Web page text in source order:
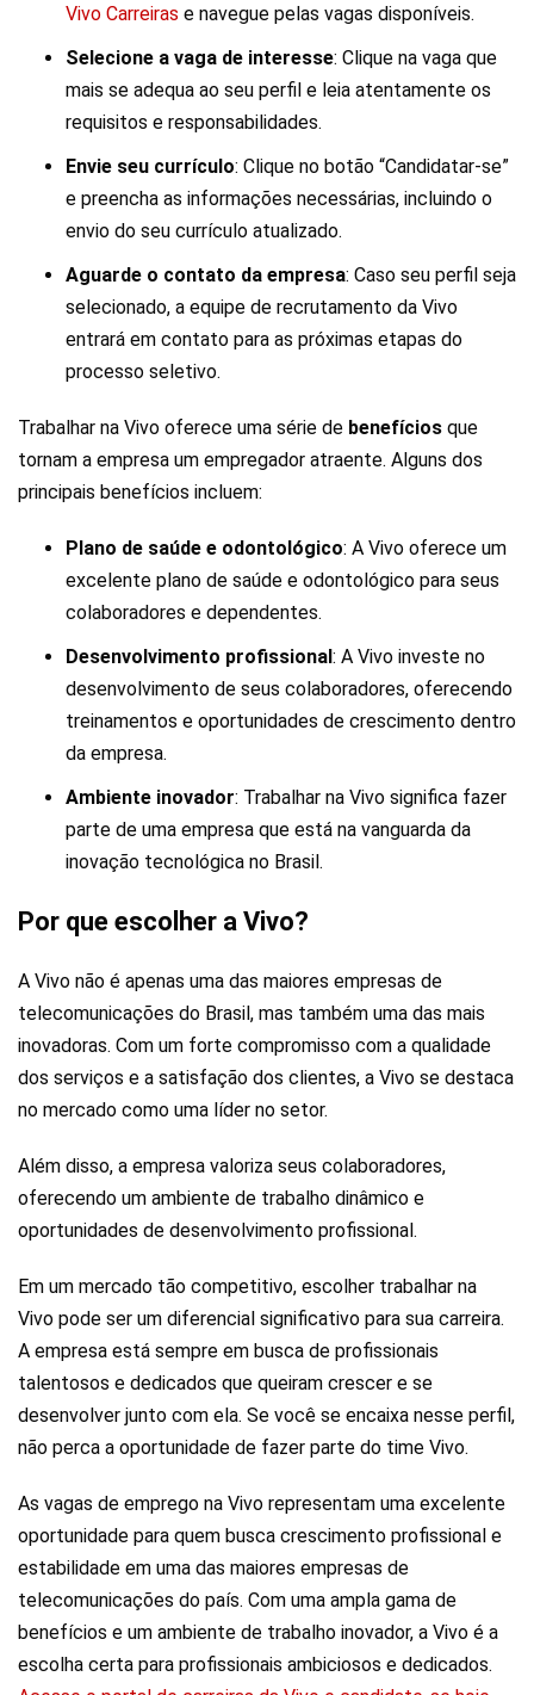
Vivo Carreiras e navegue pelas vagas disponíveis.
Selecione a vaga de interesse: Clique na vaga que
mais se adequa ao seu perfil e leia atentamente os
requisitos e responsabilidades.
Envie seu currículo: Clique no botão “Candidatar-se”
e preencha as informações necessárias, incluindo o
envio do seu currículo atualizado.
Aguarde o contato da empresa: Caso seu perfil seja
selecionado, a equipe de recrutamento da Vivo
entrará em contato para as próximas etapas do
processo seletivo.
Trabalhar na Vivo oferece uma série de benefícios que
tornam a empresa um empregador atraente. Alguns dos
principais benefícios incluem:
Plano de saúde e odontológico: A Vivo oferece um
excelente plano de saúde e odontológico para seus
colaboradores e dependentes.
Desenvolvimento profissional : A Vivo investe no
desenvolvimento de seus colaboradores, oferecendo
treinamentos e oportunidades de crescimento dentro
da empresa.
Ambiente inovador: Trabalhar na Vivo significa fazer
parte de uma empresa que está na vanguarda da
inovação tecnológica no Brasil.
Por que escolher a Vivo?
A Vivo não é apenas uma das maiores empresas de
telecomunicações do Brasil, mas também uma das mais
inovadoras. Com um forte compromisso com a qualidade
dos serviços e a satisfação dos clientes, a Vivo se destaca
no mercado como uma líder no setor.
Além disso, a empresa valoriza seus colaboradores,
oferecendo um ambiente de trabalho dinâmico e
oportunidades de desenvolvimento profissional.
Em um mercado tão competitivo, escolher trabalhar na
Vivo pode ser um diferencial significativo para sua carreira.
A empresa está sempre em busca de profissionais
talentosos e dedicados que queiram crescer e se
desenvolver junto com ela. Se você se encaixa nesse perfil,
não perca a oportunidade de fazer parte do time Vivo.
As vagas de emprego na Vivo representam uma excelente
oportunidade para quem busca crescimento profissional e
estabilidade em uma das maiores empresas de
telecomunicações do país. Com uma ampla gama de
benefícios e um ambiente de trabalho inovador, a Vivo é a
escolha certa para profissionais ambiciosos e dedicados.